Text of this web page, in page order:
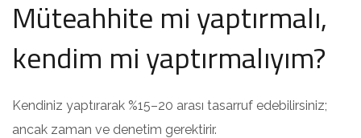
Müteahhite mi yaptırmalı,
kendim mi yaptırmalıyım?
Kendiniz yaptırarak %15–20 arası tasarruf edebilirsiniz;
ancak zaman ve denetim gerektirir.